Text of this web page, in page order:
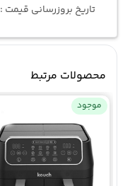
تاریخ بروزرسانی قیمت :
محصولات مرتبط
موجود